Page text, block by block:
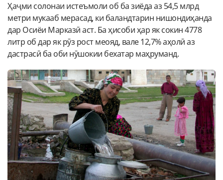
Ҳаҷми солонаи истеъмоли об ба зиёда аз 54,5 млрд
метри мукааб мерасад, ки баландтарин нишондиҳанда
дар Осиёи Марказӣ аст. Ба ҳисоби ҳар як сокин 4778
литр об дар як рӯз рост меояд, вале 12,7% аҳолӣ аз
дастрасӣ ба оби нӯшокии бехатар маҳруманд.